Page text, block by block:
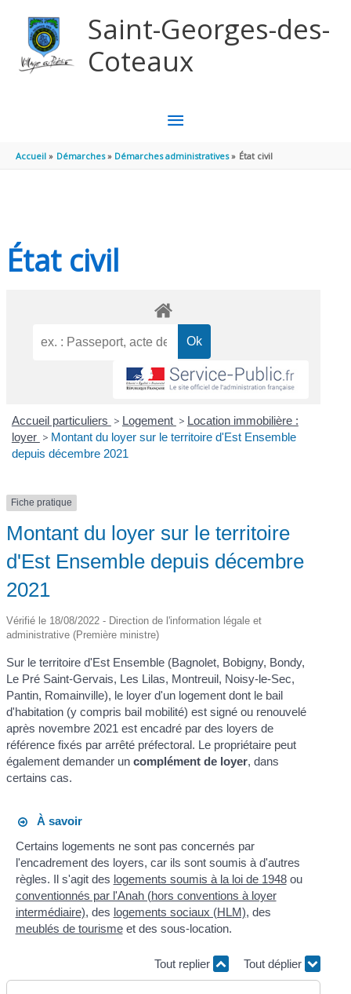
Saint-Georges-des-
Coteaux
MENU
PRINCIPAL
Accueil Démarches Démarches administratives État civil
État civil
Accueil particuliers > Logement > Location immobilière :
loyer > Montant du loyer sur le territoire d'Est Ensemble
depuis décembre 2021
Fiche pratique
Montant du loyer sur le territoire
d'Est Ensemble depuis décembre
2021
Vérifié le 18/08/2022 - Direction de l'information légale et
administrative (Première ministre)
Sur le territoire d'Est Ensemble (Bagnolet, Bobigny, Bondy,
Le Pré Saint-Gervais, Les Lilas, Montreuil, Noisy-le-Sec,
Pantin, Romainville), le loyer d'un logement dont le bail
d'habitation (y compris bail mobilité) est signé ou renouvelé
après novembre 2021 est encadré par des loyers de
référence fixés par arrêté préfectoral. Le propriétaire peut
également demander uncomplément de loyer, dans
certains cas.
À savoir
Certains logements ne sont pas concernés par
l'encadrement des loyers, car ils sont soumis à d'autres
règles. Il s'agit des logements soumis à la loi de 1948ou
conventionnés par l'Anah (hors conventions à loyer
intermédiaire), des logements sociaux (HLM), des
meublés de tourismeet des sous-location.
Tout replier Tout déplier